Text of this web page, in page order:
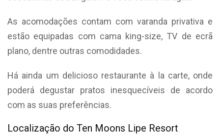
As acomodações contam com varanda privativa e
estão equipadas com cama king-size, TV de ecrã
plano, dentre outras comodidades.
Há ainda um delicioso restaurante à la carte, onde
poderá degustar pratos inesquecíveis de acordo
com as suas preferências.
Localização do Ten Moons Lipe Resort